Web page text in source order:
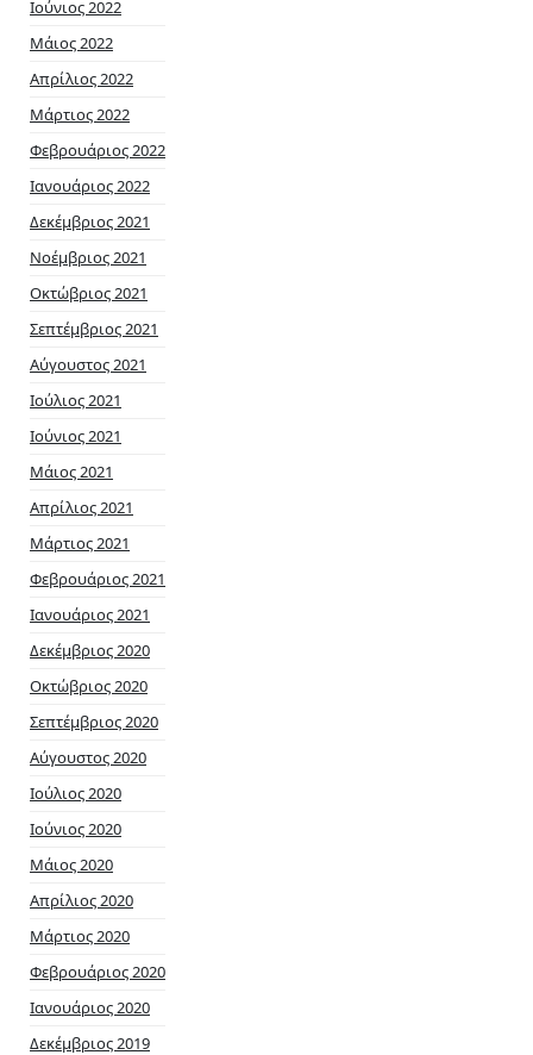
Ιούνιος 2022
Μάιος 2022
Απρίλιος 2022
Μάρτιος 2022
Φεβρουάριος 2022
Ιανουάριος 2022
Δεκέμβριος 2021
Νοέμβριος 2021
Οκτώβριος 2021
Σεπτέμβριος 2021
Αύγουστος 2021
Ιούλιος 2021
Ιούνιος 2021
Μάιος 2021
Απρίλιος 2021
Μάρτιος 2021
Φεβρουάριος 2021
Ιανουάριος 2021
Δεκέμβριος 2020
Οκτώβριος 2020
Σεπτέμβριος 2020
Αύγουστος 2020
Ιούλιος 2020
Ιούνιος 2020
Μάιος 2020
Απρίλιος 2020
Μάρτιος 2020
Φεβρουάριος 2020
Ιανουάριος 2020
Δεκέμβριος 2019